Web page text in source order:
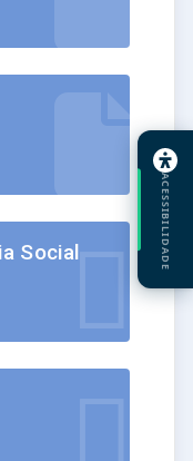
Social ACESSIBILIDADE